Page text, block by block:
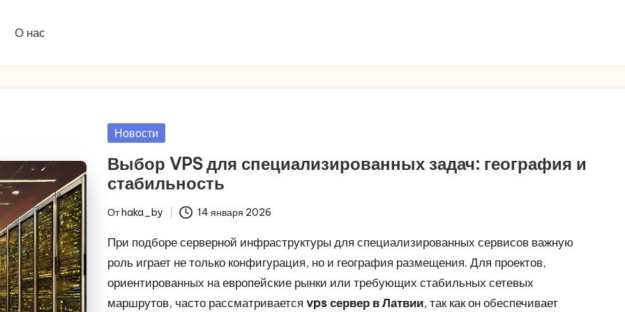
О нас
Опубликовано
Новости
Выбор VPS для специализированных задач: география и
стабильность
Запись
от
Отhaka_by 14 января 2026
При подборе серверной инфраструктуры для специализированных сервисов важную
роль играет не только конфигурация, но и география размещения. Для проектов,
ориентированных на европейские рынки или требующих стабильных сетевых
маршрутов, часто рассматриваетсяvps сервер в Латвии, так как он обеспечивает